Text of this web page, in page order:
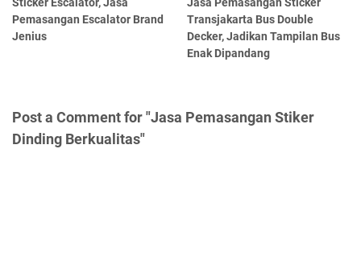
Sticker Escalator, Jasa
Pemasangan Escalator Brand
Jenius
Jasa Pemasangan Sticker
Transjakarta Bus Double
Decker, Jadikan Tampilan Bus
Enak Dipandang
Post a Comment for "Jasa Pemasangan Stiker
Dinding Berkualitas"